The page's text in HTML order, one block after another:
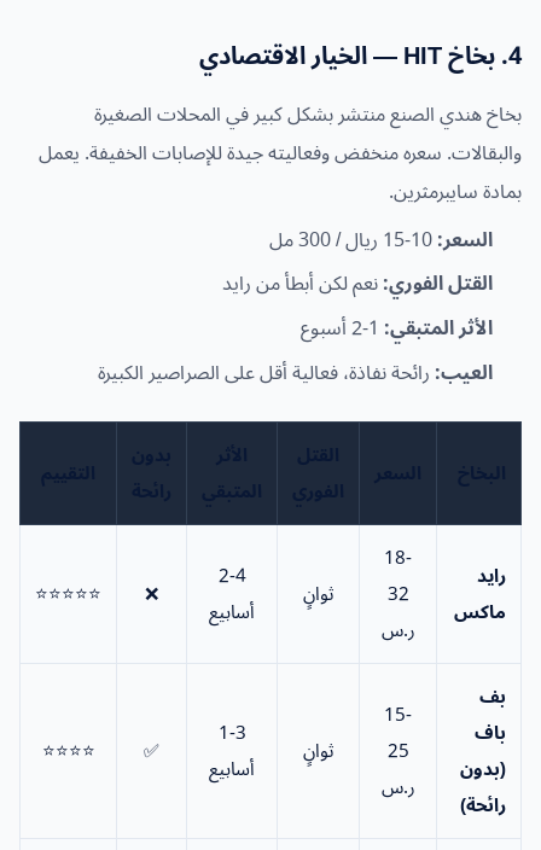
4. بخاخ HIT — الخيار الاقتصادي
بخاخ هندي الصنع منتشر بشكل كبير في المحلات الصغيرة
والبقالات. سعره منخفض وفعاليته جيدة للإصابات الخفيفة. يعمل
بمادة سايبرمثرين.
السعر:
القتل الفوري:نعم لكن أبطأ من رايد
الأثر المتبقي:
العيب:رائحة نفاذة، فعالية أقل على الصراصير الكبيرة
رايد
ماكس
18-
32
ر.س
ثوانٍ
2-4
أسابيع
❌
⭐⭐⭐⭐⭐
بف
باف
(بدون
رائحة)
15-
25
ر.س
ثوانٍ
1-3
أسابيع
✅
⭐⭐⭐⭐